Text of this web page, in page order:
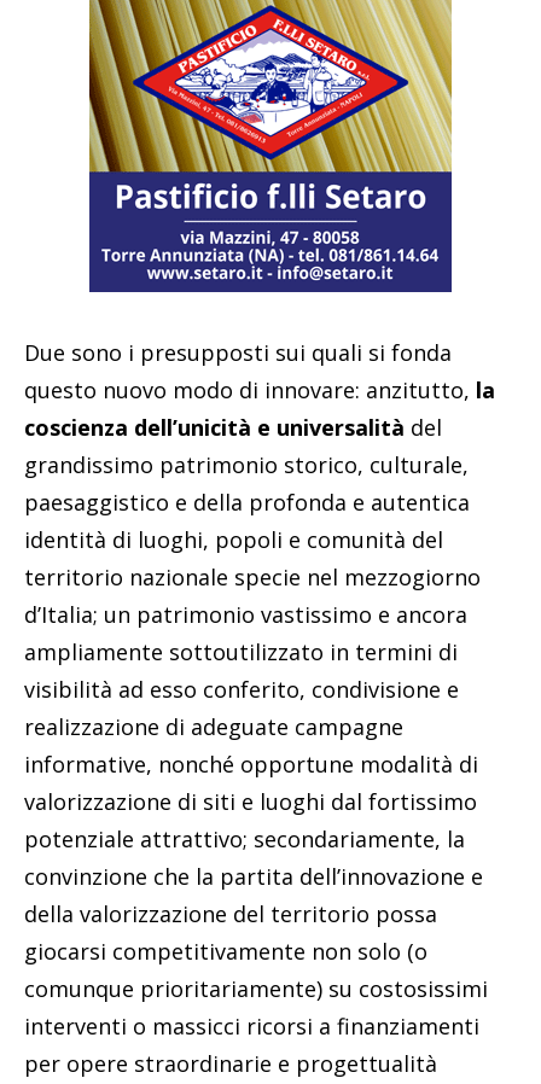
Due sono i presupposti sui quali si fonda
questo nuovo modo di innovare: anzitutto, la
coscienza dell’unicità e universalità del
grandissimo patrimonio storico, culturale,
paesaggistico e della profonda e autentica
identità di luoghi, popoli e comunità del
territorio nazionale specie nel mezzogiorno
d’Italia; un patrimonio vastissimo e ancora
ampliamente sottoutilizzato in termini di
visibilità ad esso conferito, condivisione e
realizzazione di adeguate campagne
informative, nonché opportune modalità di
valorizzazione di siti e luoghi dal fortissimo
potenziale attrattivo; secondariamente, la
convinzione che la partita dell’innovazione e
della valorizzazione del territorio possa
giocarsi competitivamente non solo (o
comunque prioritariamente) su costosissimi
interventi o massicci ricorsi a finanziamenti
per opere straordinarie e progettualità